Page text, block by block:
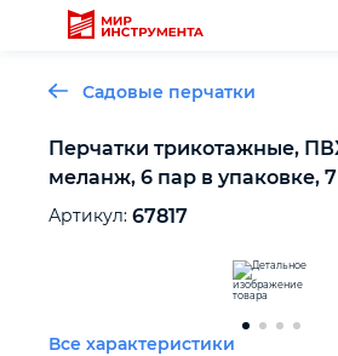
Отделочный инструмент
Столярный инструмент
Садовые перчатки
Перчатки трикотажные,
меланж, 6 пар в упаковке,
Артикул: 67817
Все характеристики